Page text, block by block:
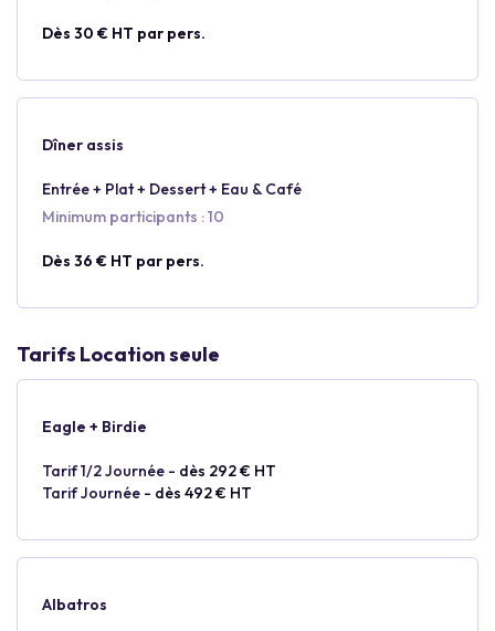
Dès 30 € HT par pers.
Dîner assis
Entrée + Plat + Dessert + Eau & Café
Minimum participants : 10
Dès 36 € HT par pers.
Tarifs Location seule
Eagle + Birdie
Tarif 1/2 Journée - dès 292 € HT
Tarif Journée - dès 492 € HT
Albatros